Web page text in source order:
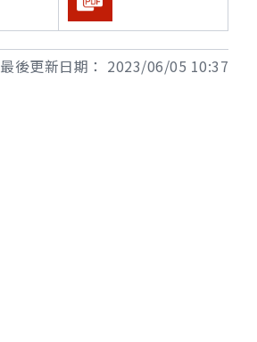
最後更新日期： 2023/06/05 10:37